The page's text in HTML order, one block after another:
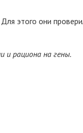
Для этого они
и рациона на гены.